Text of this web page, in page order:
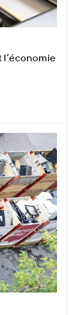
l’économie